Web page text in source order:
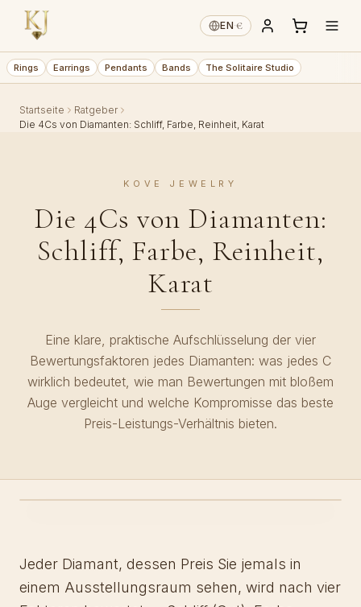
EN·€
Rings Earrings Pendants Bands The Solitaire Studio
Startseite
Ratgeber
Die 4Cs von Diamanten: Schliff, Farbe, Reinheit, Karat
KOVE JEWELRY
Die 4Cs von Diamanten:
Schliff, Farbe, Reinheit,
Karat
Eine klare, praktische Aufschlüsselung der vier
Bewertungsfaktoren jedes Diamanten: was jedes C
wirklich bedeutet, wie man Bewertungen mit bloßem
Auge vergleicht und welche Kompromisse das beste
Preis-Leistungs-Verhältnis bieten.
Jeder Diamant, dessen Preis Sie jemals in
einem Ausstellungsraum sehen, wird nach vier